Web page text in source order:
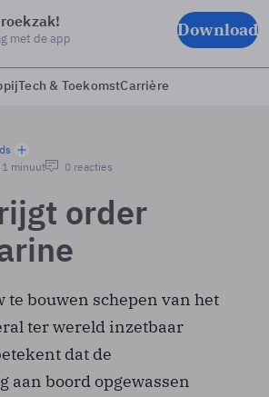
met de app Download
Tech & ToekomstCarrière
minuut 0 reacties
order
te bouwen schepen van het
ter wereld inzetbaar
dat de
aan boord opgewassen